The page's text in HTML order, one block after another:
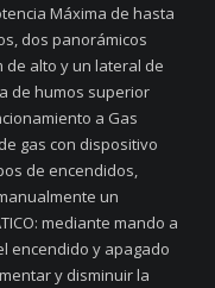
Máxima de hasta
dos panorámicos
de alto y un lateral de
de humos superior
a Gas
gas con dispositivo
de encendidos,
un
mediante mando a
encendido y apagado
y disminuir la